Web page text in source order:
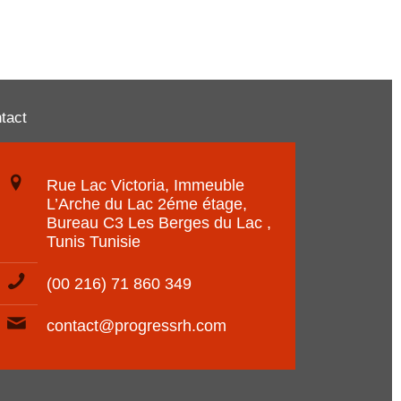
Rue Lac Victoria, Immeuble
L’Arche du Lac 2éme étage,
Bureau C3 Les Berges du Lac ,
Tunis Tunisie
(00 216) 71 860 349
contact@progressrh.com